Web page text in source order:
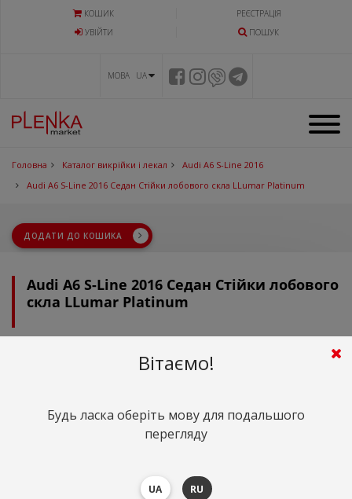
КОШИК
РЕЄСТРАЦІЯ
УВIЙТИ
ПОШУК
МОВА UA
Головна Каталог викрійки і лекал
Audi A6 S-Line 2016
Audi A6 S-Line 2016 Седан Стійки лобового скла LLumar Platinum
ДОДАТИ ДО КОШИКА
Audi A6 S-Line 2016 Седан Стійки лобового
скла LLumar Platinum
грн.
Вітаємо!
Будь ласка оберіть мову для подальшого
перегляду
UA RU